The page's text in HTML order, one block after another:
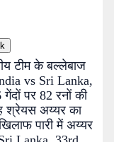
टीम के बल्लेबाज
vs Sri Lanka,
पर 82 रनों की
श्रेयस अय्यर का
पारी में अय्यर